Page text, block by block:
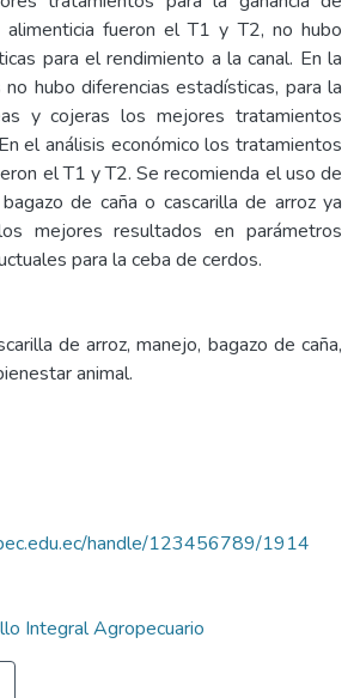
fueron el T1 y T2, no hubo
para el rendimiento a la canal. En la
hubo diferencias estadísticas, para la
y cojeras los mejores tratamientos
el análisis económico los tratamientos
el T1 y T2. Se recomienda el uso de
de caña o cascarilla de arroz ya
mejores resultados en parámetros
para la ceba de cerdos.
de arroz, manejo, bagazo de caña,
animal.
handle/123456789/1914
Integral Agropecuario